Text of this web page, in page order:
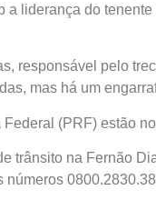
liderança do
responsável pelo
mas há um
(PRF) estão
trânsito na Fernão